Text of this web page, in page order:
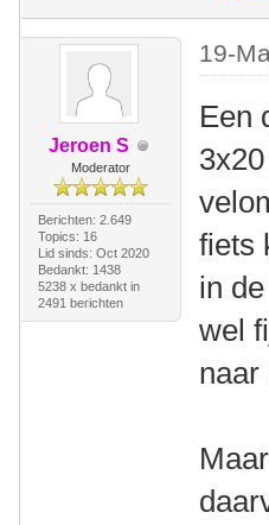
Jeroen S
Moderator
Berichten: 2.649
Topics: 16
Lid sinds: Oct 2020
Bedankt: 1438
5238 x bedankt in
2491 berichten
19-
Een
fiets
in
wel
naar